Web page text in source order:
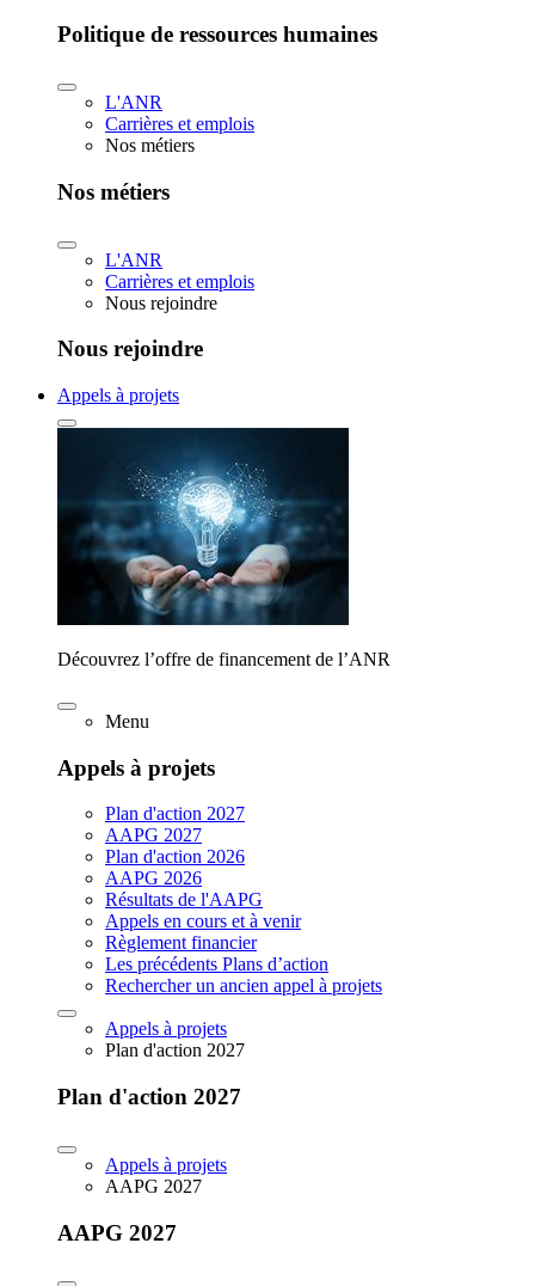
Politique de ressources humaines
L'ANR
Carrières et emplois
Nos métiers
Nos métiers
L'ANR
Carrières et emplois
Nous rejoindre
Nous rejoindre
Appels à projets
Découvrez l’offre de financement de l’ANR
Menu
Appels à projets
Plan d'action 2027
AAPG 2027
Plan d'action 2026
AAPG 2026
Résultats de l'AAPG
Appels en cours et à venir
Règlement financier
Les précédents Plans d’action
Rechercher un ancien appel à projets
Appels à projets
Plan d'action 2027
Plan d'action 2027
Appels à projets
AAPG 2027
AAPG 2027